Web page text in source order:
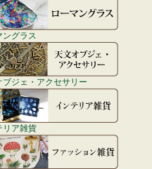
ングラス
ブジェ・アクセサリー
リア雑貨